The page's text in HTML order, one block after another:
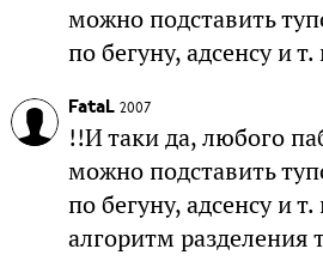
можно подставить
по бегуну, адсенсу и т.
FataL 2007
!!И таки да, любого
можно подставить
по бегуну, адсенсу и
алгоритм разделения